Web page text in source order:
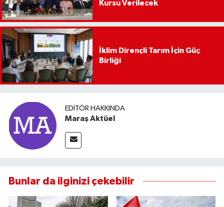
Kursu Verilecek
İklim Dirençli Tarım İçin Güç
Birliği
EDITÖR HAKKINDA
Maraş Aktüel
Bunlar da ilginizi çekebilir